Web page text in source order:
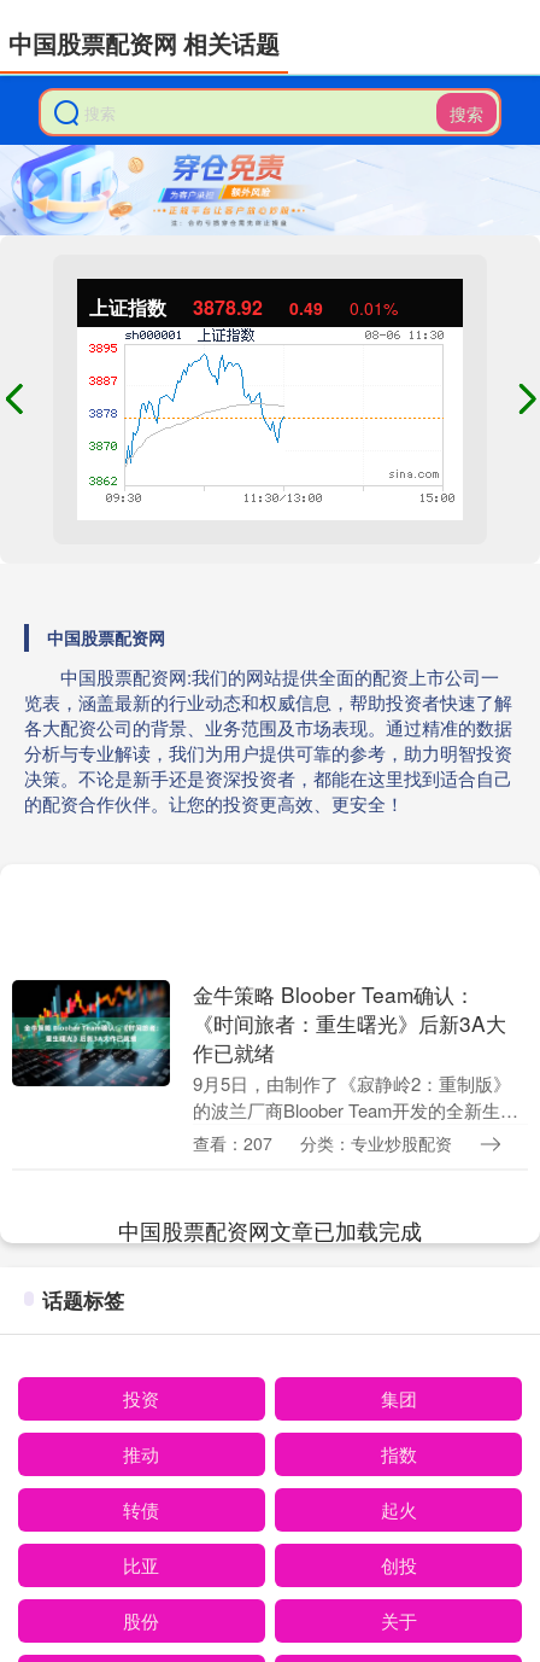
搜索
上证指数 3878.92 0.49 0.01%
中国股票配资网
中国股票配资网:我们的网站提供全面的配资上市公司一
览表，涵盖最新的行业动态和权威信息，帮助投资者快速了解
各大配资公司的背景、业务范围及市场表现。通过精准的数据
分析与专业解读，我们为用户提供可靠的参考，助力明智投资
决策。不论是新手还是资深投资者，都能在这里找到适合自己
的配资合作伙伴。让您的投资更高效、更安全！
中国股票配资网 相关话题
金牛策略 Bloober Team确认：
《时间旅者：重生曙光》后新3A大
作已就绪
9月5日，由制作了《寂静岭2：重制版》
的波兰厂商Bloober Team开发的全新生存
恐怖大作《时间旅者：重生曙光》已登陆
查看：207 分类：专业炒股配资
中国股票配资网文章已加载完成
话题标签
投资 集团
推动 指数
转债 起火
比亚 创投
股份 关于